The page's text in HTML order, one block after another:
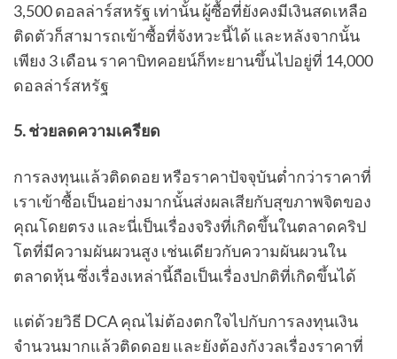
3,500 ดอลล่าร์สหรัฐ เท่านั้น ผู้ซื้อที่ยังคงมีเงินสดเหลือ
ติดตัวก็สามารถเข้าซื้อที่จังหวะนี้ได้ และหลังจากนั้น
เพียง 3 เดือน ราคาบิทคอยน์ก็ทะยานขึ้นไปอยู่ที่ 14,000
ดอลล่าร์สหรัฐ
5. ช่วยลดความเครียด
การลงทุนแล้วติดดอย หรือราคาปัจจุบันต่ำกว่าราคาที่
เราเข้าซื้อเป็นอย่างมากนั้นส่งผลเสียกับสุขภาพจิตของ
คุณโดยตรง และนี่เป็นเรื่องจริงที่เกิดขึ้นในตลาดคริป
โตที่มีความผันผวนสูง เช่นเดียวกับความผันผวนใน
ตลาดหุ้น ซึ่งเรื่องเหล่านี้ถือเป็นเรื่องปกติที่เกิดขึ้นได้
แต่ด้วยวิธี DCA คุณไม่ต้องตกใจไปกับการลงทุนเงิน
จำนวนมากแล้วติดดอย และยังต้องกังวลเรื่องราคาที่